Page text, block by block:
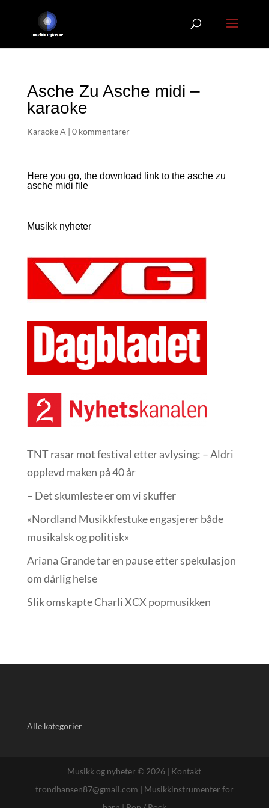
Asche Zu Asche midi –
karaoke
Karaoke A | 0 kommentarer
Here you go, the download link to the asche zu
asche midi file
Musikk nyheter
TNT rasar mot festival etter avlysing: – Aldri
opplevd maken på 40 år
– Det skumleste er om vi skuffer
«Nordland Musikkfest­uke engasjerer både
musikalsk og politisk»
Ariana Grande tar en pause etter spekulasjon
om dårlig helse
Slik omskapte Charli XCX popmusikken
Alle kategorier
Musikk og nyheter © 2026 | Kontakt
trondhansen87@gmail.com | Musikkinstrumenter for